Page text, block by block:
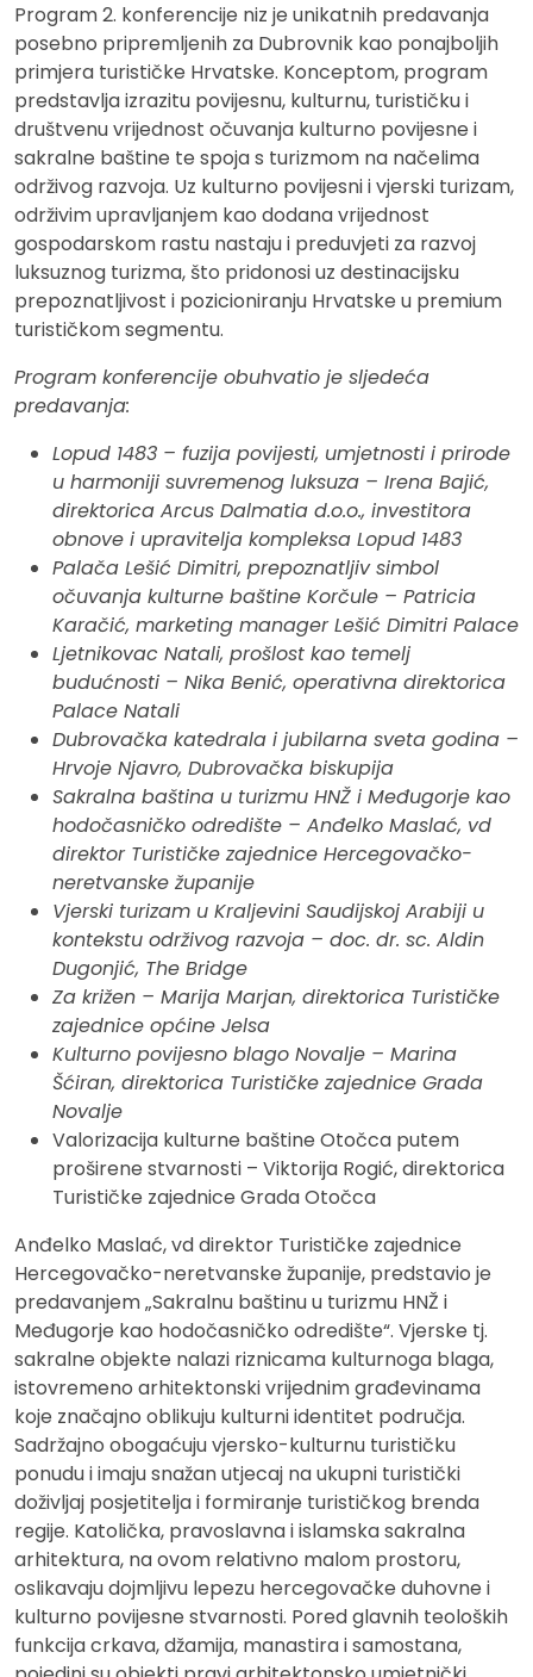
Program 2. konferencije niz je unikatnih predavanja
posebno pripremljenih za Dubrovnik kao ponajboljih
primjera turističke Hrvatske. Konceptom, program
predstavlja izrazitu povijesnu, kulturnu, turističku i
društvenu vrijednost očuvanja kulturno povijesne i
sakralne baštine te spoja s turizmom na načelima
održivog razvoja. Uz kulturno povijesni i vjerski turizam,
održivim upravljanjem kao dodana vrijednost
gospodarskom rastu nastaju i preduvjeti za razvoj
luksuznog turizma, što pridonosi uz destinacijsku
prepoznatljivost i pozicioniranju Hrvatske u premium
turističkom segmentu.
Program konferencije obuhvatio je sljedeća
predavanja:
Lopud 1483 – fuzija povijesti, umjetnosti i prirode
u harmoniji suvremenog luksuza – Irena Bajić,
direktorica Arcus Dalmatia d.o.o., investitora
obnove i upravitelja kompleksa Lopud 1483
Palača Lešić Dimitri, prepoznatljiv simbol
očuvanja kulturne baštine Korčule – Patricia
Karačić, marketing manager Lešić Dimitri Palace
Ljetnikovac Natali, prošlost kao temelj
budućnosti – Nika Benić, operativna direktorica
Palace Natali
Dubrovačka katedrala i jubilarna sveta godina –
Hrvoje Njavro, Dubrovačka biskupija
Sakralna baština u turizmu HNŽ i Međugorje kao
hodočasničko odredište – Anđelko Maslać, vd
direktor Turističke zajednice Hercegovačko-
neretvanske županije
Vjerski turizam u Kraljevini Saudijskoj Arabiji u
kontekstu održivog razvoja – doc. dr. sc. Aldin
Dugonjić, The Bridge
Za križen – Marija Marjan, direktorica Turističke
zajednice općine Jelsa
Kulturno povijesno blago Novalje – Marina
Šćiran, direktorica Turističke zajednice Grada
Novalje
Valorizacija kulturne baštine Otočca putem
proširene stvarnosti – Viktorija Rogić, direktorica
Turističke zajednice Grada Otočca
Anđelko Maslać, vd direktor Turističke zajednice
Hercegovačko-neretvanske županije, predstavio je
predavanjem „Sakralnu baštinu u turizmu HNŽ i
Međugorje kao hodočasničko odredište“. Vjerske tj.
sakralne objekte nalazi riznicama kulturnoga blaga,
istovremeno arhitektonski vrijednim građevinama
koje značajno oblikuju kulturni identitet područja.
Sadržajno obogaćuju vjersko-kulturnu turističku
ponudu i imaju snažan utjecaj na ukupni turistički
doživljaj posjetitelja i formiranje turističkog brenda
regije. Katolička, pravoslavna i islamska sakralna
arhitektura, na ovom relativno malom prostoru,
oslikavaju dojmljivu lepezu hercegovačke duhovne i
kulturno povijesne stvarnosti. Pored glavnih teoloških
funkcija crkava, džamija, manastira i samostana,